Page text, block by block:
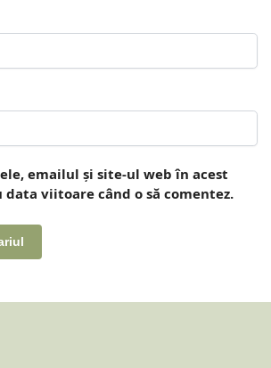
emailul și site-ul web în acest
viitoare când o să comentez.